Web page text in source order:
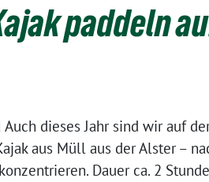
paddeln
dieses Jahr sind wir auf
aus Müll aus der Alster –
Dauer ca. 2